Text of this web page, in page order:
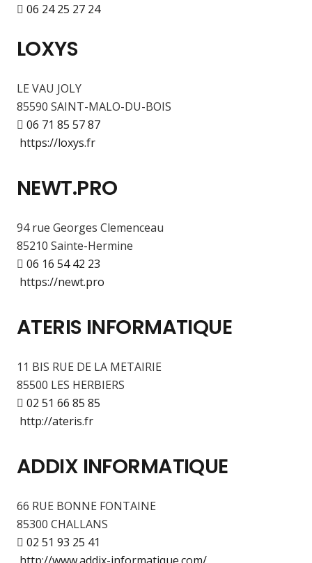
06 24 25 27 24
LOXYS
LE VAU JOLY
85590 SAINT-MALO-DU-BOIS
06 71 85 57 87
https://loxys.fr
NEWT.PRO
94 rue Georges Clemenceau
85210 Sainte-Hermine
06 16 54 42 23
https://newt.pro
ATERIS INFORMATIQUE
11 BIS RUE DE LA METAIRIE
85500 LES HERBIERS
02 51 66 85 85
http://ateris.fr
ADDIX INFORMATIQUE
66 RUE BONNE FONTAINE
85300 CHALLANS
02 51 93 25 41